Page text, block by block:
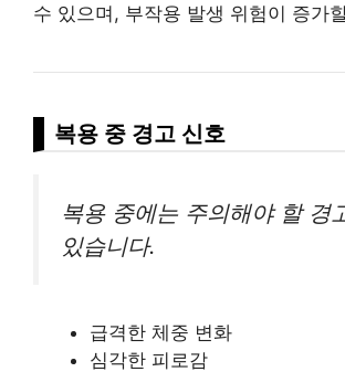
수 있으며, 부작용 발생 위험이 증가
복용 중 경고 신호
복용 중에는 주의해야 할 경
있습니다.
급격한 체중 변화
심각한 피로감